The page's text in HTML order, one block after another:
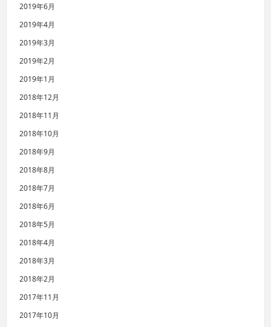
2019年6月
2019年4月
2019年3月
2019年2月
2019年1月
2018年12月
2018年11月
2018年10月
2018年9月
2018年8月
2018年7月
2018年6月
2018年5月
2018年4月
2018年3月
2018年2月
2017年11月
2017年10月